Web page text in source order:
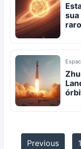
raro
Previous 1